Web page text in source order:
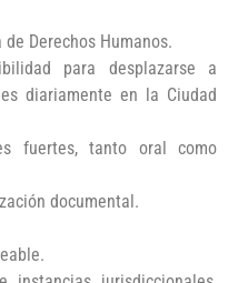
Derechos Humanos.
para desplazarse a
diariamente en la Ciudad
fuertes, tanto oral como
documental.